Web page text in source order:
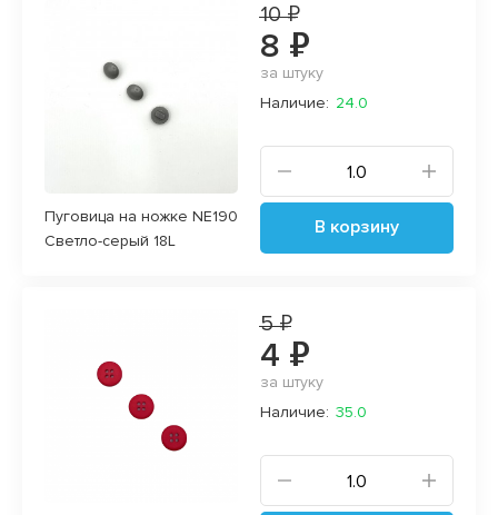
Пуговица на ножке NE190
Светло-серый 18L
10 ₽
8 ₽
за штуку
Наличие: 24.0
В корзину
5 ₽
4 ₽
за штуку
Наличие: 35.0